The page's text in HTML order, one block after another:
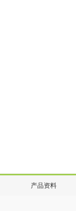
产品资料